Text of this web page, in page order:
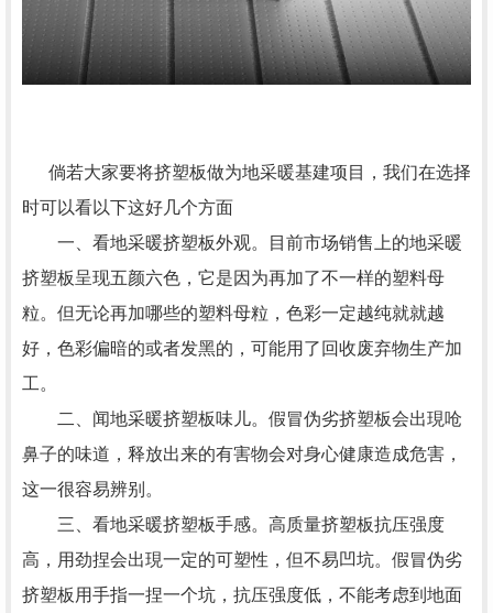
倘若大家要将挤塑板做为地采暖基建项目，我们在选择
时可以看以下这好几个方面
一、看地采暖挤塑板外观。目前市场销售上的地采暖
挤塑板呈现五颜六色，它是因为再加了不一样的塑料母
粒。但无论再加哪些的塑料母粒，色彩一定越纯就就越
好，色彩偏暗的或者发黑的，可能用了回收废弃物生产加
工。
二、闻地采暖挤塑板味儿。假冒伪劣挤塑板会出現呛
鼻子的味道，释放出来的有害物会对身心健康造成危害，
这一很容易辨别。
三、看地采暖挤塑板手感。高质量挤塑板抗压强度
高，用劲捏会出現一定的可塑性，但不易凹坑。假冒伪劣
挤塑板用手指一捏一个坑，抗压强度低，不能考虑到地面